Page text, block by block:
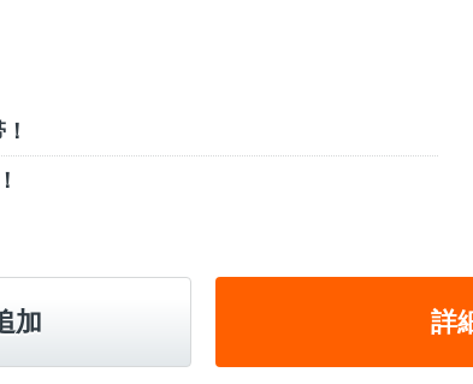
加 詳